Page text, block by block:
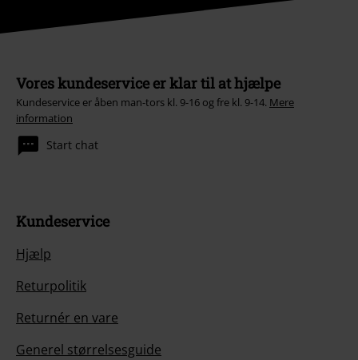
Vores kundeservice er klar til at hjælpe
Kundeservice er åben man-tors kl. 9-16 og fre kl. 9-14. Mere
information
Start chat
Kundeservice
Hjælp
Returpolitik
Returnér en vare
Generel størrelsesguide